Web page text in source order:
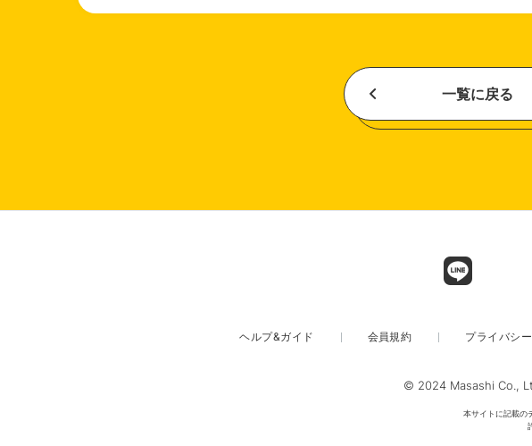
一覧に戻る
ヘルプ&ガイド 会員規約 プライバシ
© 2024 Masashi Co.,
本サイトに記載の